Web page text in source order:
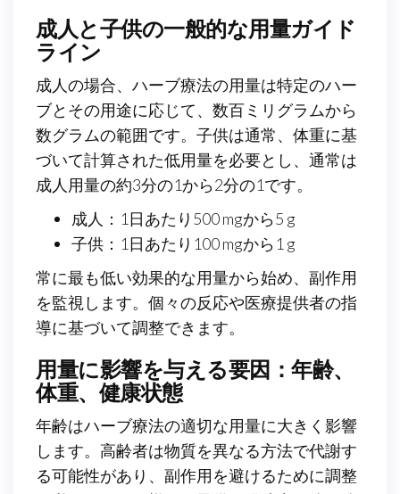
成人と子供の一般的な用量ガイド
ライン
成人の場合、ハーブ療法の用量は特定のハー
ブとその用途に応じて、数百ミリグラムから
数グラムの範囲です。子供は通常、体重に基
づいて計算された低用量を必要とし、通常は
成人用量の約3分の1から2分の1です。
成人：1日あたり500 mgから5 g
子供：1日あたり100 mgから1 g
常に最も低い効果的な用量から始め、副作用
を監視します。個々の反応や医療提供者の指
導に基づいて調整できます。
用量に影響を与える要因：年齢、
体重、健康状態
年齢はハーブ療法の適切な用量に大きく影響
します。高齢者は物質を異なる方法で代謝す
る可能性があり、副作用を避けるために調整